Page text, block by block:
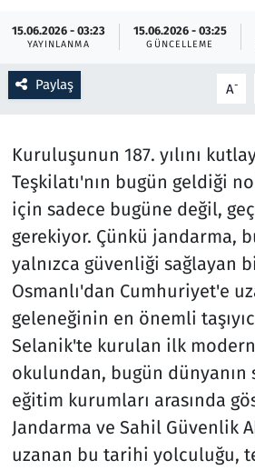
15.06.2026 - 03:23
YAYINLANMA
15.06.2026 - 03:25
GÜNCELLEME
Paylaş A-
Kuruluşunun 187. yılını
Teşkilatı'nın bugün geldiği
için sadece bugüne değil,
gerekiyor. Çünkü jandarma,
yalnızca güvenliği sağlayan
Osmanlı'dan Cumhuriyet'e
geleneğinin en önemli
Selanik'te kurulan ilk
okulundan, bugün dünyanın
eğitim kurumları arasında
Jandarma ve Sahil Güvenlik
uzanan bu tarihi yolculuğu,
Otomobil
Oyun
Resmi İlanlar
Rüya Tabirleri
Sağlık
Savunma Sanayi
Spor
Teknoloji ve Bilim